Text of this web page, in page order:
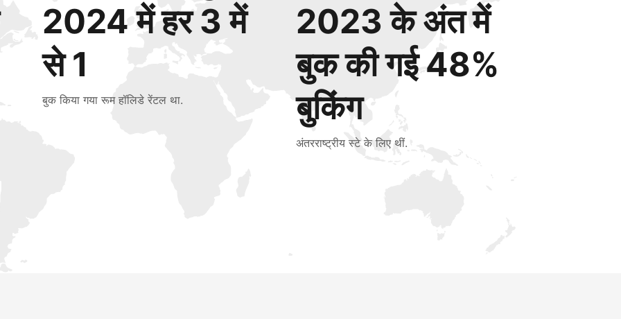
2024 में हर 3 में
से 1
बुक किया गया रूम हॉलिडे रेंटल था.
2023 के अंत में
बुक की गई 48%
बुकिंग
अंतरराष्ट्रीय स्टे के लिए थीं.